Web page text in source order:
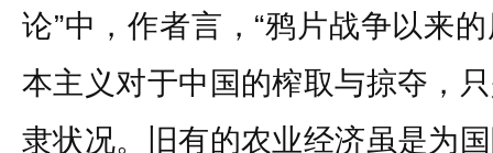
论”中，作者言，“鸦片战争以来
本主义对于中国的榨取与掠夺，
隶状况。旧有的农业经济虽是为